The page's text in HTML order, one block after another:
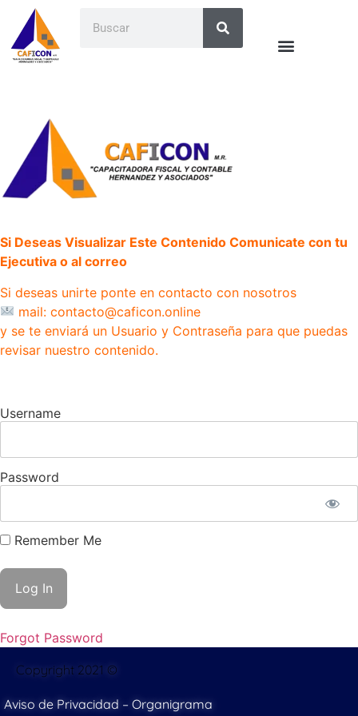
Si Deseas Visualizar Este Contenido Comunicate con tu
Ejecutiva o al correo
Si deseas unirte ponte en contacto con nosotros
mail: contacto@caficon.online
y se te enviará un Usuario y Contraseña para que puedas
revisar nuestro contenido.
Username
Password
Remember Me
Forgot Password
Copyright 2021 ©
Aviso de Privacidad – Organigrama